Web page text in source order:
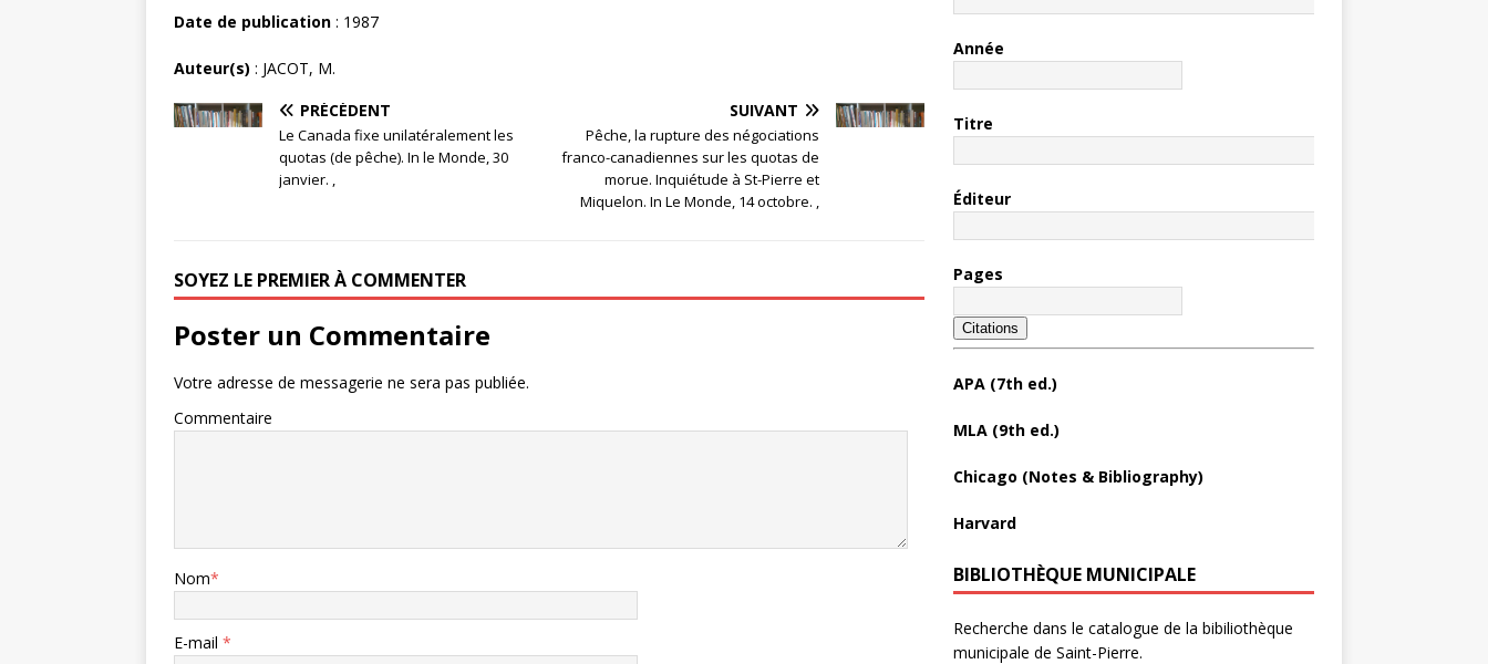
Date de publication : 1987
Auteur(s) : JACOT, M.
PRÉCÉDENT
Le Canada fixe unilatéralement les
quotas (de pêche). In le Monde, 30
janvier. ,
SUIVANT
Pêche, la rupture des négociations
franco-canadiennes sur les quotas de
morue. Inquiétude à St-Pierre et
Miquelon. In Le Monde, 14 octobre. ,
SOYEZ LE PREMIER À COMMENTER
Poster un Commentaire
Votre adresse de messagerie ne sera pas publiée.
Commentaire
Nom*
E-mail *
Année
Titre
Éditeur
Pages
Citations
APA (7th ed.)
MLA (9th ed.)
Chicago (Notes & Bibliography)
Harvard
BIBLIOTHÈQUE MUNICIPALE
Recherche dans le catalogue de la bibiliothèque
municipale de Saint-Pierre.